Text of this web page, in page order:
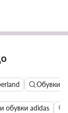
Обувки
обувки adidas